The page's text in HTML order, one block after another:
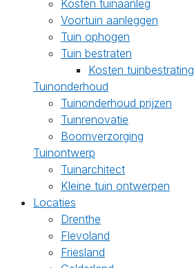
Kosten tuinaanleg
Voortuin aanleggen
Tuin ophogen
Tuin bestraten
Kosten tuinbestrating
Tuinonderhoud
Tuinonderhoud prijzen
Tuinrenovatie
Boomverzorging
Tuinontwerp
Tuinarchitect
Kleine tuin ontwerpen
Locaties
Drenthe
Flevoland
Friesland